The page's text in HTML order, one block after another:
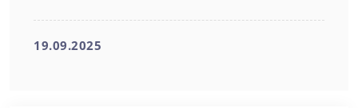
19.09.2025